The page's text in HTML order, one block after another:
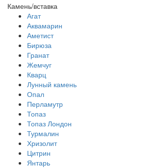
Камень/вставка
Агат
Аквамарин
Аметист
Бирюза
Гранат
Жемчуг
Кварц
Лунный камень
Опал
Перламутр
Топаз
Топаз Лондон
Турмалин
Хризолит
Цитрин
Янтарь